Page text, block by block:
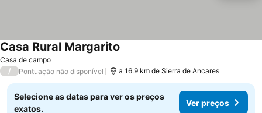
Casa de campo
Casa Rural Margarito
/ Pontuação não disponível a 16.9 km de Sierra de Ancares
Selecione as datas para ver os preços
exatos.
Ver preços